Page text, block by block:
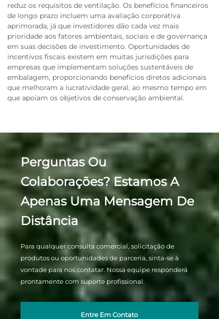
reduz os requisitos de ventilação. Os benefícios financeiros
de longo prazo incluem uma avaliação corporativa
aprimorada, já que investidores dão cada vez mais
prioridade aos fatores ambientais, sociais e de governança
em suas decisões de investimento. Oportunidades de
incentivos fiscais existem em muitas jurisdições para
empresas que implementam soluções sustentáveis de
embalagem, proporcionando benefícios diretos adicionais
que melhoram a lucratividade geral, ao mesmo tempo em
que apoiam os objetivos de conservação ambiental.
Perguntas Ou
Colaborações? Estamos A
Apenas Uma Mensagem De
Distância
Para qualquer consulta comercial, solicitação de
produtos ou oportunidades de parceria, sinta-se à
vontade para nos contatar. Nossa equipe responderá
prontamente com suporte profissional.
Entre Em Contato